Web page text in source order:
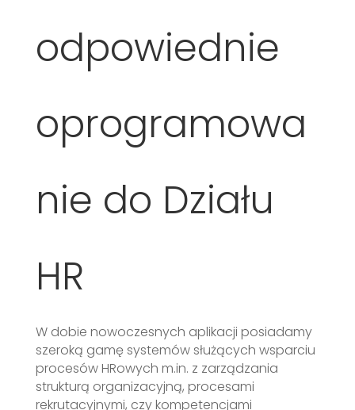
odpowiednie
oprogramowa
nie do Działu
HR
W dobie nowoczesnych aplikacji posiadamy
szeroką gamę systemów służących wsparciu
procesów HRowych m.in. z zarządzania
strukturą organizacyjną, procesami
rekrutacyjnymi, czy kompetencjami